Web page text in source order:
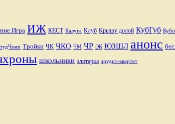
ИЖ КЕСТ Калуга Клуб Крышу долой КубГуб
Тройки ЧК ЧКО ЧМ ЧР ЭК ЮЗШЛ анонс
школьники элитарка эрудит-квартет